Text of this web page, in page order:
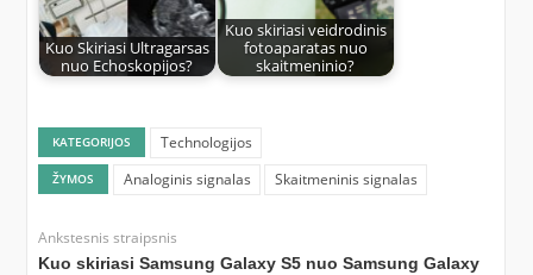
Kuo Skiriasi Ultragarsas
nuo Echoskopijos?
Kuo skiriasi veidrodinis
fotoaparatas nuo
skaitmeninio?
KATEGORIJOS Technologijos
ŽYMOS Analoginis signalas Skaitmeninis signalas
Ankstesnis straipsnis
Kuo skiriasi Samsung Galaxy S5 nuo Samsung Galaxy